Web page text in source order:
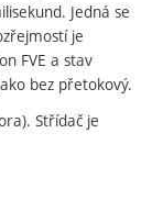
Jedná se
je
FVE a stav
bez přetokový.
Střídač je